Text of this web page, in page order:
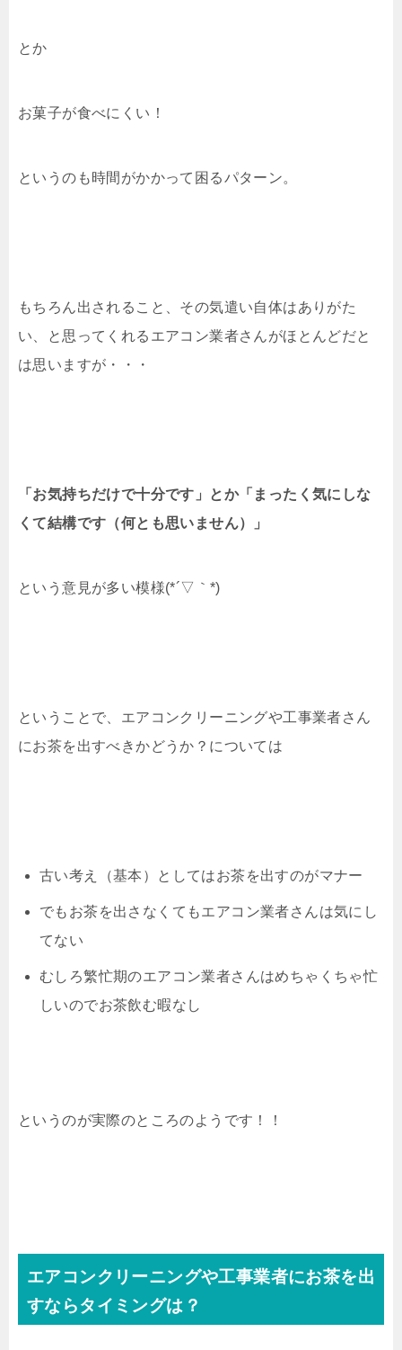
とか
お菓子が食べにくい！
というのも時間がかかって困るパターン。
もちろん出されること、その気遣い自体はありがた
い、と思ってくれるエアコン業者さんがほとんどだと
は思いますが・・・
「お気持ちだけで十分です」とか「まったく気にしな
くて結構です（何とも思いません）」
という意見が多い模様(*´▽｀*)
ということで、エアコンクリーニングや工事業者さん
にお茶を出すべきかどうか？については
古い考え（基本）としてはお茶を出すのがマナー
でもお茶を出さなくてもエアコン業者さんは気にし
てない
むしろ繁忙期のエアコン業者さんはめちゃくちゃ忙
しいのでお茶飲む暇なし
というのが実際のところのようです！！
エアコンクリーニングや工事業者にお茶を出
すならタイミングは？